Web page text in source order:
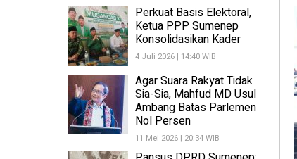
Perkuat Basis Elektoral,
Ketua PPP Sumenep
Konsolidasikan Kader
4 Juli 2026 | 14:40 WIB
Agar Suara Rakyat Tidak
Sia-Sia, Mahfud MD Usul
Ambang Batas Parlemen
Nol Persen
11 Mei 2026 | 20:34 WIB